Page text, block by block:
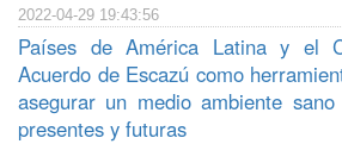
2022-04-29 19:43:56
Países de América Latina y el
Acuerdo de Escazú como
asegurar un medio ambiente
presentes y futuras